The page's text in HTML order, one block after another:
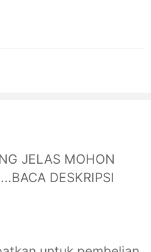
JELAS MOHON
DESKRIPSI